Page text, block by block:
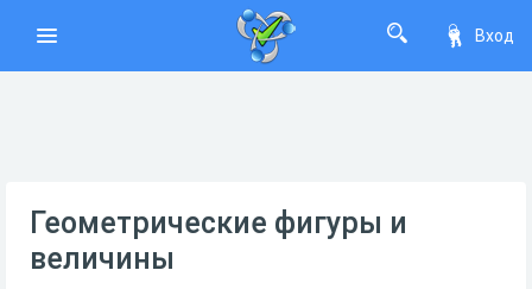
Вход
Геометрические фигуры и
величины